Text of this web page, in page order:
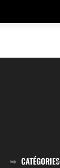
CATÉGORIES